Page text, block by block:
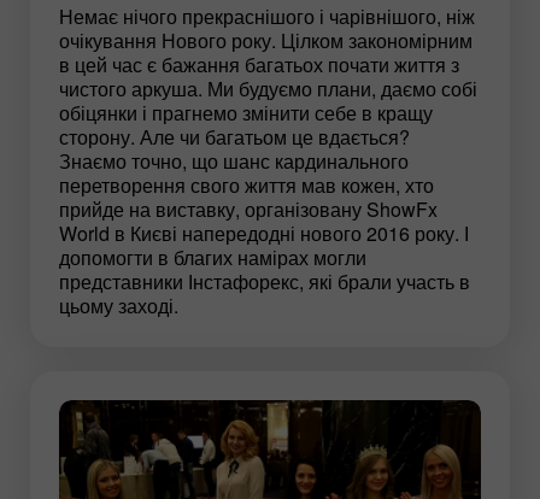
Немає нічого прекраснішого і чарівнішого, ніж
очікування Нового року. Цілком закономірним
в цей час є бажання багатьох почати життя з
чистого аркуша. Ми будуємо плани, даємо собі
обіцянки і прагнемо змінити себе в кращу
сторону. Але чи багатьом це вдається?
Знаємо точно, що шанс кардинального
перетворення свого життя мав кожен, хто
прийде на виставку, організовану ShowFx
World в Києві напередодні нового 2016 року. І
допомогти в благих намірах могли
представники Інстафорекс, які брали участь в
цьому заході.